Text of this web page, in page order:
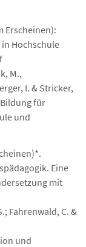
Erscheinen):
Hochschule
M.,
I. & Stricker,
für
und
Eine
mit
Fahrenwald, C. &
und